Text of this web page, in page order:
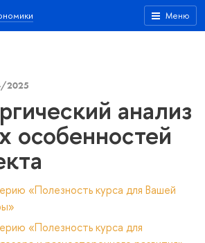
Меню
2025
анализ
особенностей
«Полезность курса для Вашей
«Полезность курса для